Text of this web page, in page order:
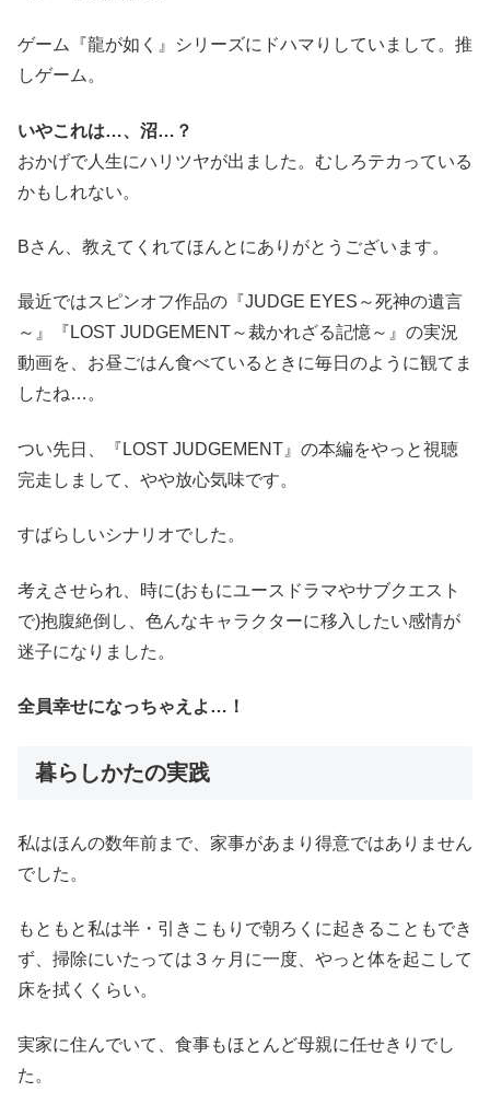
ゲーム『龍が如く』シリーズにドハマりしていまして。推
しゲーム。
いやこれは…、沼…？
おかげで人生にハリツヤが出ました。むしろテカっている
かもしれない。
Bさん、教えてくれてほんとにありがとうございます。
最近ではスピンオフ作品の『JUDGE EYES～死神の遺言
～』『LOST JUDGEMENT～裁かれざる記憶～』の実況
動画を、お昼ごはん食べているときに毎日のように観てま
したね…。
つい先日、『LOST JUDGEMENT』の本編をやっと視聴
完走しまして、やや放心気味です。
すばらしいシナリオでした。
考えさせられ、時に(おもにユースドラマやサブクエスト
で)抱腹絶倒し、色んなキャラクターに移入したい感情が
迷子になりました。
全員幸せになっちゃえよ…！
暮らしかたの実践
私はほんの数年前まで、家事があまり得意ではありません
でした。
もともと私は半・引きこもりで朝ろくに起きることもでき
ず、掃除にいたっては３ヶ月に一度、やっと体を起こして
床を拭くくらい。
実家に住んでいて、食事もほとんど母親に任せきりでし
た。